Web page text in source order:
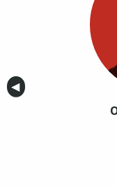
Anterior
◀︎